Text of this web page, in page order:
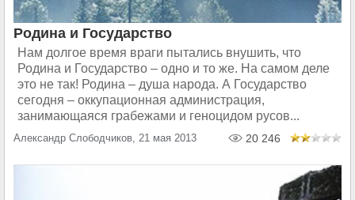
Родина и Государство
Нам долгое время враги пытались внушить, что
Родина и Государство – одно и то же. На самом деле
это не так! Родина – душа народа. А Государство
сегодня – оккупационная администрация,
занимающаяся грабежами и геноцидом русов...
Александр Слободчиков, 21 мая 2013 20 246